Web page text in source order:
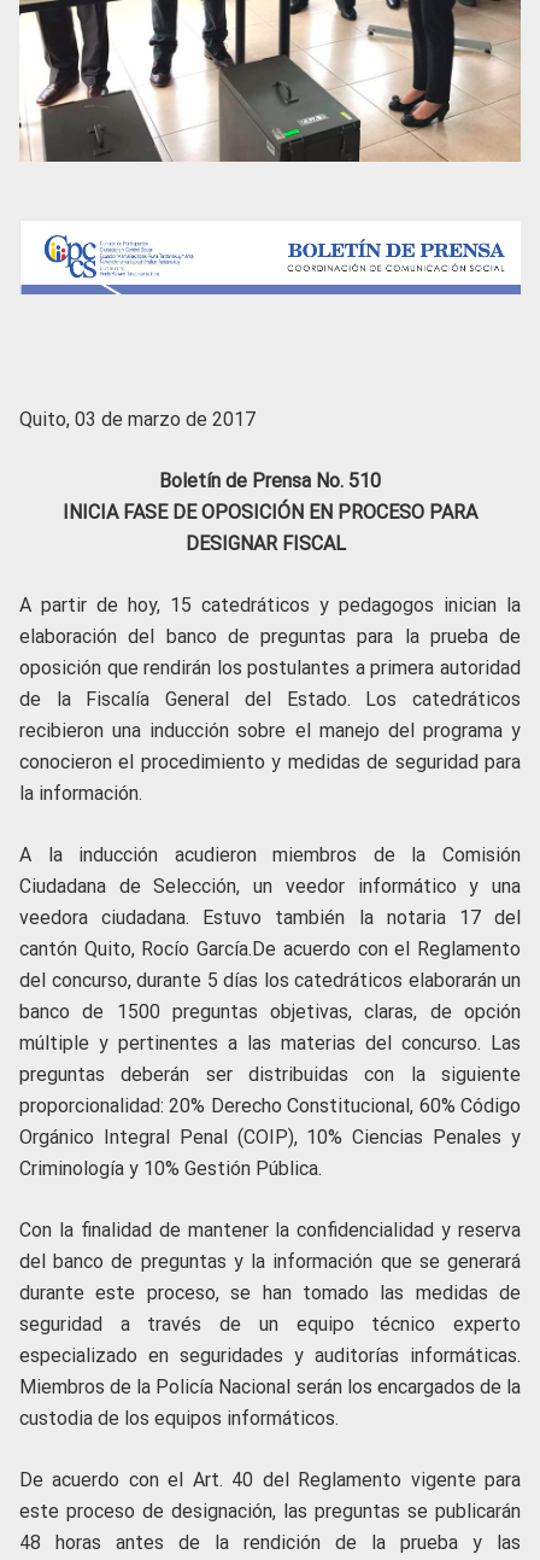
Quito, 03 de marzo de 2017
Boletín de Prensa No. 510
INICIA FASE DE OPOSICIÓN EN PROCESO PARA
DESIGNAR FISCAL
A partir de hoy, 15 catedráticos y pedagogos inician la
elaboración del banco de preguntas para la prueba de
oposición que rendirán los postulantes a primera autoridad
de la Fiscalía General del Estado. Los catedráticos
recibieron una inducción sobre el manejo del programa y
conocieron el procedimiento y medidas de seguridad para
la información.
A la inducción acudieron miembros de la Comisión
Ciudadana de Selección, un veedor informático y una
veedora ciudadana. Estuvo también la notaria 17 del
cantón Quito, Rocío García.De acuerdo con el Reglamento
del concurso, durante 5 días los catedráticos elaborarán un
banco de 1500 preguntas objetivas, claras, de opción
múltiple y pertinentes a las materias del concurso. Las
preguntas deberán ser distribuidas con la siguiente
proporcionalidad: 20% Derecho Constitucional, 60% Código
Orgánico Integral Penal (COIP), 10% Ciencias Penales y
Criminología y 10% Gestión Pública.
Con la finalidad de mantener la confidencialidad y reserva
del banco de preguntas y la información que se generará
durante este proceso, se han tomado las medidas de
seguridad a través de un equipo técnico experto
especializado en seguridades y auditorías informáticas.
Miembros de la Policía Nacional serán los encargados de la
custodia de los equipos informáticos.
De acuerdo con el Art. 40 del Reglamento vigente para
este proceso de designación, las preguntas se publicarán
48 horas antes de la rendición de la prueba y las